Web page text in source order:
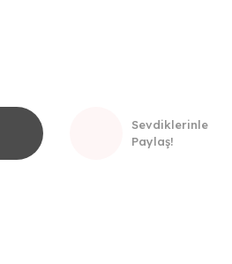
Sevdiklerinle
Paylaş!